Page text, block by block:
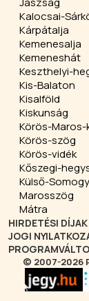
Kalocsai-
Kárpátalja
Kemenesalja
Kemeneshát
Keszthelyi-
Kis-Balaton
Kisalföld
Kiskunság
Körös-Maros-
Körös-szög
Körös-vidék
Kőszegi-
Külső-Somogy
Marosszög
Mátra
HIRDETÉSI
JOGI
© 2007-2026